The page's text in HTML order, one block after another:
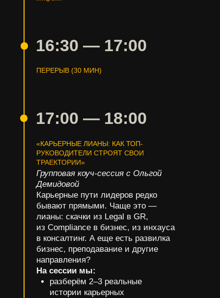
17:00 — 18:00
«КАРЬЕРНЫЕ ЛИАНЫ: КАК ТОП-
РУКОВОДИТЕЛИ СТРОЯТ СВОИ
ТРАЕКТОРИИ»
Групповая коуч-сессия с Ольгой
Демидовой
Карьерные пути лидеров редко
бывают прямыми. Чаще это —
лианы: скачки из Legal в GR,
из Compliance в бизнес, из инхауса
в консалтинг. А еще есть развилка
бизнес, преподавание и другие
направления?
На сессии мы:
разберём 2–3 реальные
истории карьерных
16:30 — 17:00
ПЕРЕРЫВ (30 МИН)